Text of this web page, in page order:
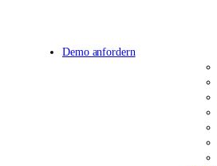
Demo anfordern